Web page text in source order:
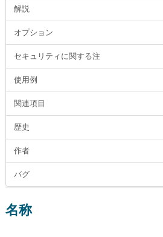
解説
オプション
セキュリティに関する注
使用例
関連項目
歴史
作者
バグ
名称